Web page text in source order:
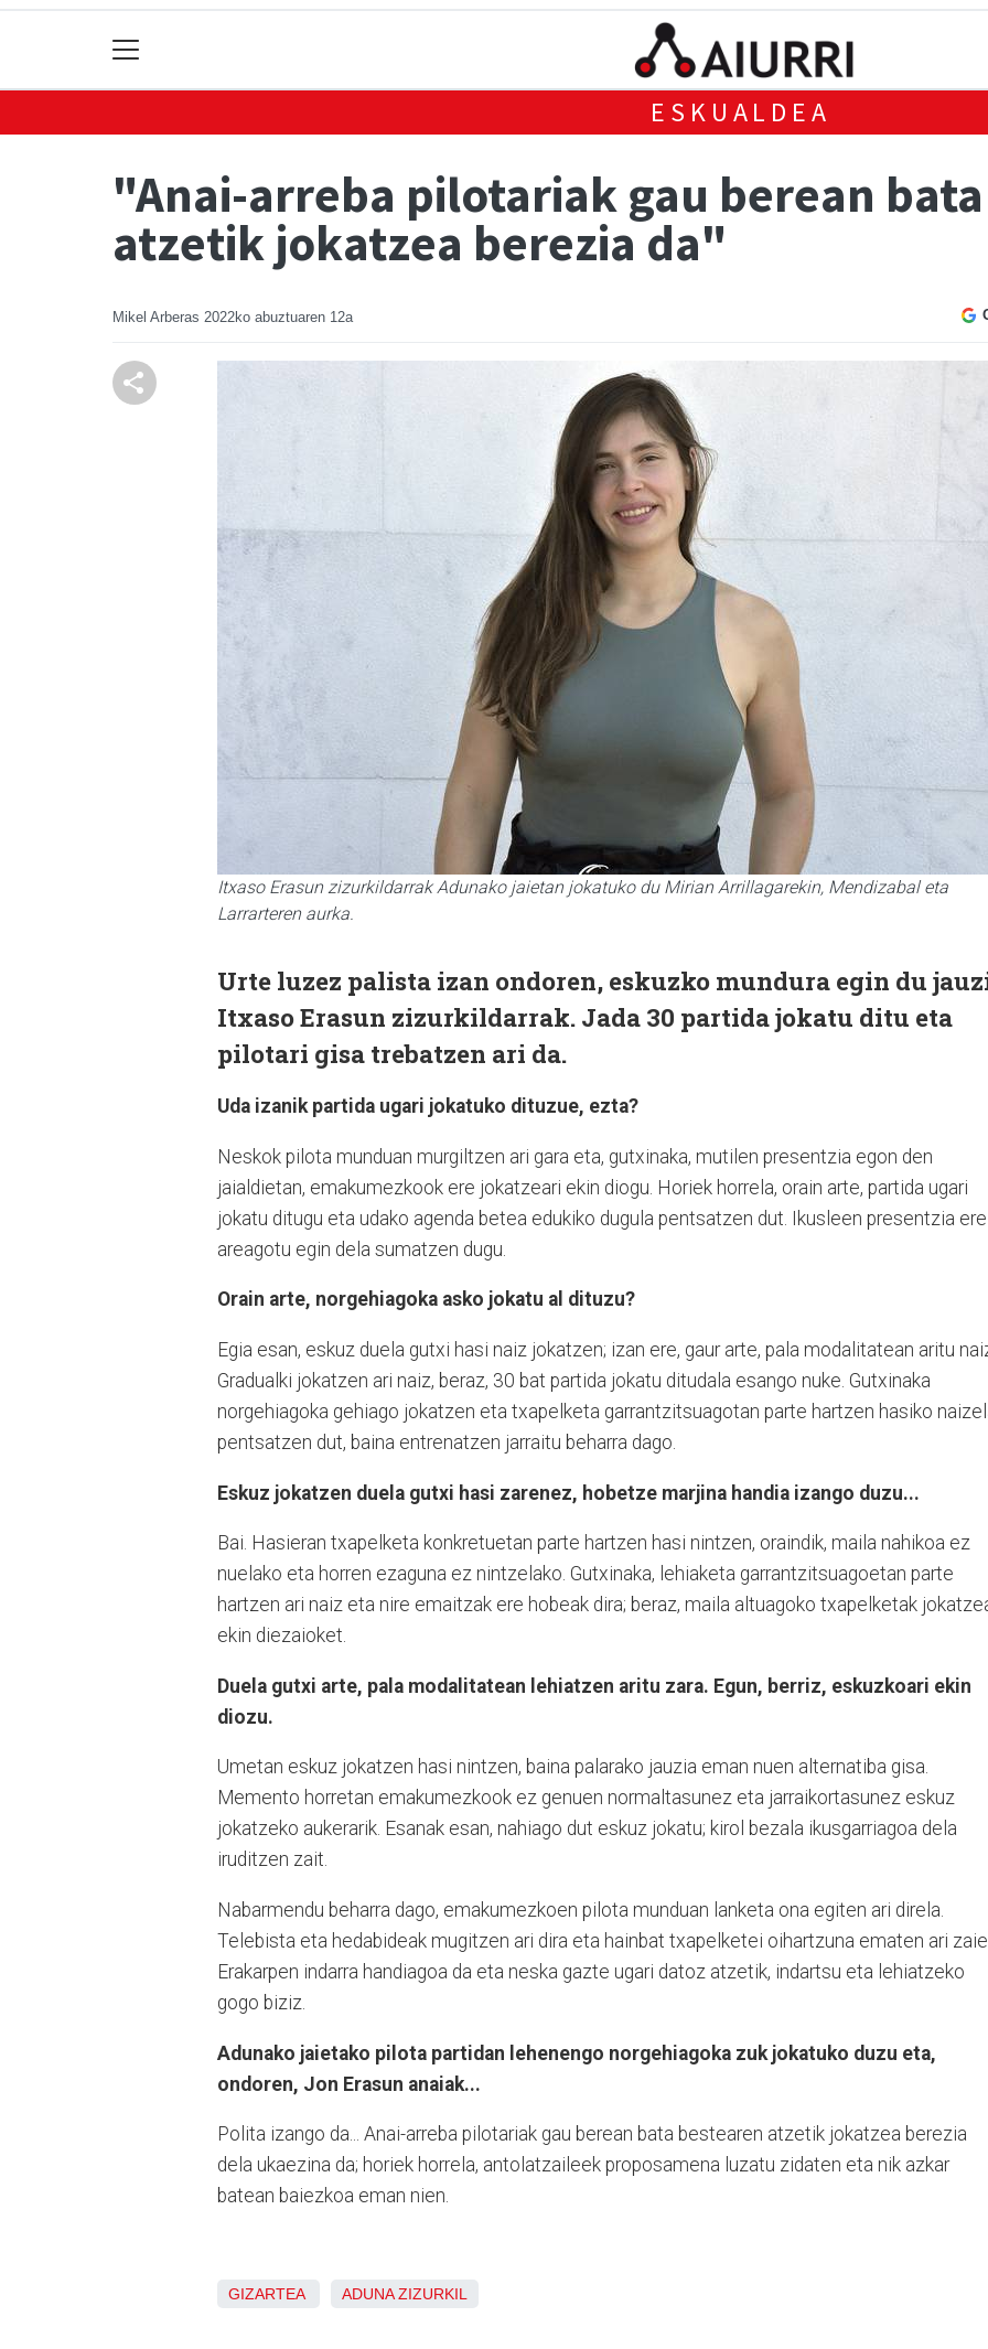
ESKUALDEA
"Anai-arreba pilotariak gau berean
atzetik jokatzea berezia da"
Mikel Arberas 2022ko abuztuaren 12a
Itxaso Erasun zizurkildarrak Adunako jaietan jokatuko du Mirian Arrillagarekin, Mendizabal eta
Larrarteren aurka.
Urte luzez palista izan ondoren, eskuzko mundura egin du
Itxaso Erasun zizurkildarrak. Jada 30 partida jokatu ditu eta
pilotari gisa trebatzen ari da.
Uda izanik partida ugari jokatuko dituzue, ezta?
Neskok pilota munduan murgiltzen ari gara eta, gutxinaka, mutilen presentzia egon den
jaialdietan, emakumezkook ere jokatzeari ekin diogu. Horiek horrela, orain arte, partida ugari
jokatu ditugu eta udako agenda betea edukiko dugula pentsatzen dut. Ikusleen presentzia ere
areagotu egin dela sumatzen dugu.
Orain arte, norgehiagoka asko jokatu al dituzu?
Egia esan, eskuz duela gutxi hasi naiz jokatzen; izan ere, gaur arte, pala modalitatean aritu
Gradualki jokatzen ari naiz, beraz, 30 bat partida jokatu ditudala esango nuke. Gutxinaka
norgehiagoka gehiago jokatzen eta txapelketa garrantzitsuagotan parte hartzen hasiko
pentsatzen dut, baina entrenatzen jarraitu beharra dago.
Eskuz jokatzen duela gutxi hasi zarenez, hobetze marjina handia izango duzu...
Bai. Hasieran txapelketa konkretuetan parte hartzen hasi nintzen, oraindik, maila nahikoa ez
nuelako eta horren ezaguna ez nintzelako. Gutxinaka, lehiaketa garrantzitsuagoetan parte
hartzen ari naiz eta nire emaitzak ere hobeak dira; beraz, maila altuagoko txapelketak
ekin diezaioket.
Duela gutxi arte, pala modalitatean lehiatzen aritu zara. Egun, berriz, eskuzkoari ekin
diozu.
Umetan eskuz jokatzen hasi nintzen, baina palarako jauzia eman nuen alternatiba gisa.
Memento horretan emakumezkook ez genuen normaltasunez eta jarraikortasunez eskuz
jokatzeko aukerarik. Esanak esan, nahiago dut eskuz jokatu; kirol bezala ikusgarriagoa dela
iruditzen zait.
Nabarmendu beharra dago, emakumezkoen pilota munduan lanketa ona egiten ari direla.
Telebista eta hedabideak mugitzen ari dira eta hainbat txapelketei oihartzuna ematen ari
Erakarpen indarra handiagoa da eta neska gazte ugari datoz atzetik, indartsu eta lehiatzeko
gogo biziz.
Adunako jaietako pilota partidan lehenengo norgehiagoka zuk jokatuko duzu eta,
ondoren, Jon Erasun anaiak...
Polita izango da... Anai-arreba pilotariak gau berean bata bestearen atzetik jokatzea berezia
dela ukaezina da; horiek horrela, antolatzaileek proposamena luzatu zidaten eta nik azkar
batean baiezkoa eman nien.
GIZARTEA ADUNA ZIZURKIL